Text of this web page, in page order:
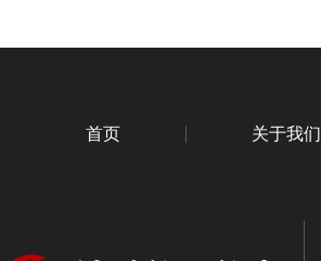
首页 关于我们